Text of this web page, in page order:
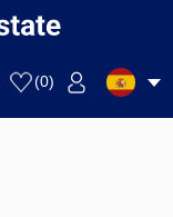
(0)